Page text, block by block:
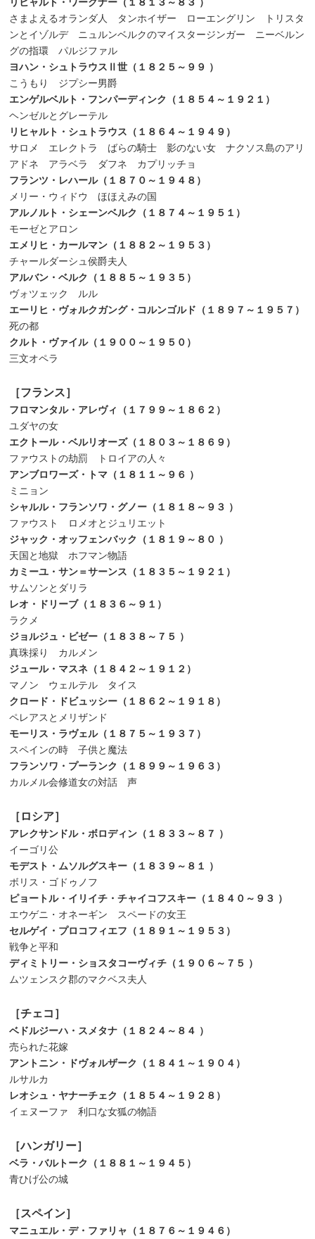
リヒャルト・ワーグナー（１８１３～８３ ）
さまよえるオランダ人 タンホイザー ローエングリン トリスタ
ンとイゾルデ ニュルンベルクのマイスタージンガー ニーベルン
グの指環 パルジファル
ヨハン・シュトラウス Ⅱ世（１８２５～９９ ）
こうもり ジプシー男爵
エンゲルベルト・フンパーディンク（１８５４～１９２１）
ヘンゼルとグレーテル
リヒャルト・シュトラウス（１８６４～１９４９）
サロメ エレクトラ ばらの騎士 影のない女 ナクソス島のアリ
アドネ アラベラ ダフネ カプリッチョ
フランツ・レハール（１８７０～１９４８）
メリー・ウィドウ ほほえみの国
アルノルト・シェーンベルク（１８７４～１９５１）
モーゼとアロン
エメリヒ・カールマン（１８８２～１９５３）
チャールダーシュ侯爵夫人
アルバン・ベルク（１８８５～１９３５）
ヴォツェック ルル
エーリヒ・ヴォルクガング・コルンゴルド（１８９７～１９５７）
死の都
クルト・ヴァイル（１９００～１９５０）
三文オペラ
［フランス］
フロマンタル・アレヴィ（１７９９～１８６２）
ユダヤの女
エクトール・ベルリオーズ（１８０３～１８６９）
ファウストの劫罰 トロイアの人々
アンブロワーズ・トマ（１８１１～９６ ）
ミニョン
シャルル・フランソワ・グノー（１８１８～９３ ）
ファウスト ロメオとジュリエット
ジャック・オッフェンバック（１８１９～８０ ）
天国と地獄 ホフマン物語
カミーユ・サン＝サーンス（１８３５～１９２１）
サムソンとダリラ
レオ・ドリーブ（１８３６～９１）
ラクメ
ジョルジュ・ビゼー（１８３８～７５ ）
真珠採り カルメン
ジュール・マスネ（１８４２～１９１２）
マノン ウェルテル タイス
クロード・ドビュッシー（１８６２～１９１８）
ペレアスとメリザンド
モーリス・ラヴェル（１８７５～１９３７）
スペインの時 子供と魔法
フランソワ・プーランク（１８９９～１９６３）
カルメル会修道女の対話 声
［ロシア］
アレクサンドル・ボロディン（１８３３～８７ ）
イーゴリ公
モデスト・ムソルグスキー（１８３９～８１ ）
ボリス・ゴドゥノフ
ピョートル・イリイチ・チャイコフスキー（１８４０～９３ ）
エウゲニ・オネーギン スペードの女王
セルゲイ・プロコフィエフ（１８９１～１９５３）
戦争と平和
ディミトリー・ショスタコーヴィチ（１９０６～７５ ）
ムツェンスク郡のマクベス夫人
［チェコ］
ベドルジーハ・スメタナ（１８２４～８４ ）
売られた花嫁
アントニン・ドヴォルザーク（１８４１～１９０４）
ルサルカ
レオシュ・ヤナーチェク（１８５４～１９２８）
イェヌーファ 利口な女狐の物語
［ハンガリー］
ベラ・バルトーク（１８８１～１９４５）
青ひげ公の城
［スペイン］
マニュエル・デ・ファリャ（１８７６～１９４６）